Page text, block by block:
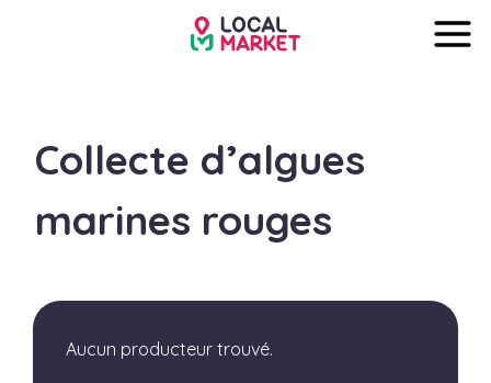
Collecte d’algues
marines rouges
Aucun producteur trouvé.